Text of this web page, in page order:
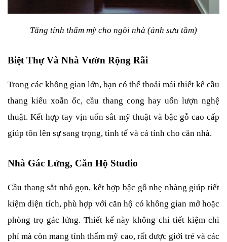
Tăng tính thẩm mỹ cho ngôi nhà (ảnh sưu tầm)
Biệt Thự Và Nhà Vườn Rộng Rãi
Trong các không gian lớn, bạn có thể thoải mái thiết kế cầu
thang kiểu xoắn ốc, cầu thang cong hay uốn lượn nghệ
thuật. Kết hợp tay vịn uốn sắt mỹ thuật và bậc gỗ cao cấp
giúp tôn lên sự sang trọng, tinh tế và cá tính cho căn nhà.
Nhà Gác Lửng, Căn Hộ Studio
Cầu thang sắt nhỏ gọn, kết hợp bậc gỗ nhẹ nhàng giúp tiết
kiệm diện tích, phù hợp với căn hộ có không gian mở hoặc
phòng trọ gác lửng. Thiết kế này không chỉ tiết kiệm chi
phí mà còn mang tính thẩm mỹ cao, rất được giới trẻ và các